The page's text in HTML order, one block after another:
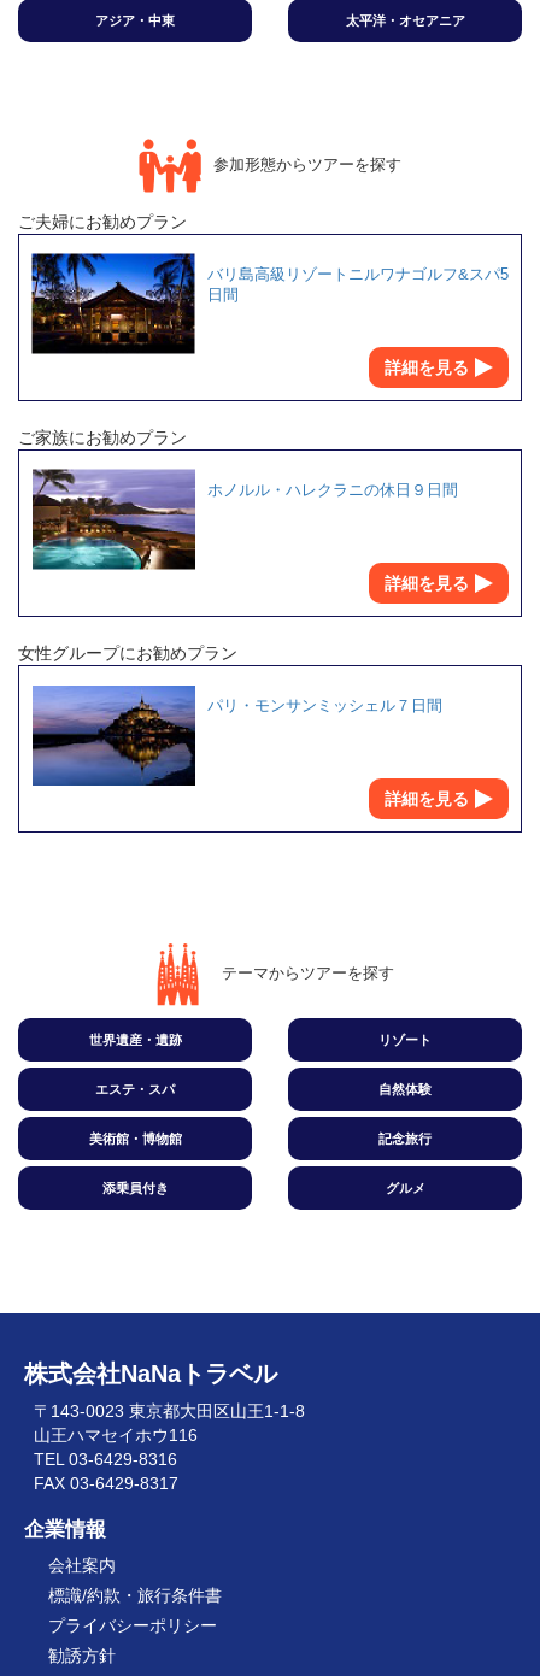
アジア・中東 太平洋・オセアニア
参加形態からツアーを探す
ご夫婦にお勧めプラン
バリ島高級リゾートニルワナゴルフ&スパ5
日間
詳細を見る
ご家族にお勧めプラン
ホノルル・ハレクラニの休日９日間
詳細を見る
女性グループにお勧めプラン
パリ・モンサンミッシェル７日間
詳細を見る
テーマからツアーを探す
世界遺産・遺跡 リゾート
エステ・スパ 自然体験
美術館・博物館 記念旅行
添乗員付き グルメ
株式会社NaNaトラベル
〒143-0023 東京都大田区山王1-1-8
山王ハマセイホウ116
TEL 03-6429-8316
FAX 03-6429-8317
企業情報
会社案内
標識/約款・旅行条件書
プライバシーポリシー
勧誘方針